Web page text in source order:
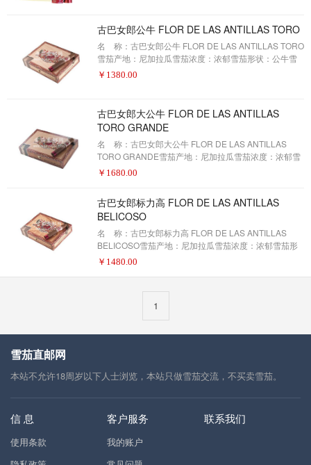
些都是高质量的雪茄，有来自古巴种子和尼加拉瓜包装
的优质烟草。这些成分完美地融合在一起，提供了平
衡、光滑的味道。
古巴女郎公牛 FLOR DE LAS ANTILLAS TORO
名 称：古巴女郎公牛 FLOR DE LAS ANTILLAS TORO
雪茄产地：尼加拉瓜雪茄浓度：浓郁雪茄形状：公牛雪
茄尺寸：6 X 52包装数量：20制作方式：手工描 述：
的。他们的一切都是一流的，从他们的古巴种子烟草到
他们的太阳，尼加拉瓜的包装。
￥ 1380.00
古巴女郎大公牛 FLOR DE LAS ANTILLAS
TORO GRANDE
名 称：古巴女郎大公牛 FLOR DE LAS ANTILLAS
TORO GRANDE雪茄产地：尼加拉瓜雪茄浓度：浓郁雪
茄形状：公牛雪茄尺寸：6 X 60包装数量：20制作方
一种奶油色的、中等酒体的、味道浓郁的，在所有的气
瓶上都有很好的味道，这是你唇上最刺激的烟之一。你
今天的盒子。
￥ 1680.00
古巴女郎标力高 FLOR DE LAS ANTILLAS
BELICOSO
名 称：古巴女郎标力高 FLOR DE LAS ANTILLAS
BELICOSO雪茄产地：尼加拉瓜雪茄浓度：浓郁雪茄形
状：标力高雪茄尺寸：5.5×52包装数量：20制作方式：
草。这些成分完美地融合在一起，提供了平衡、光滑的
￥ 1480.00
1
雪茄直邮网
本站不允许18周岁以下人士浏览，本站只做雪茄交流，不买卖雪茄。
信 息
使用条款
客户服务
我的账户
联系我们